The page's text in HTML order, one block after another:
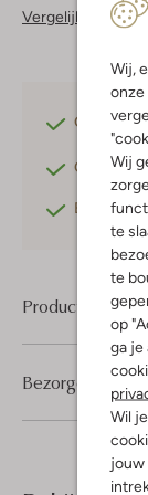
Wij,
onze
Wij
te
te
op
ga je
Wil
jouw
Vergelijkbare items
Gratis
Gratis
Betaal
Product
Bezorgen &